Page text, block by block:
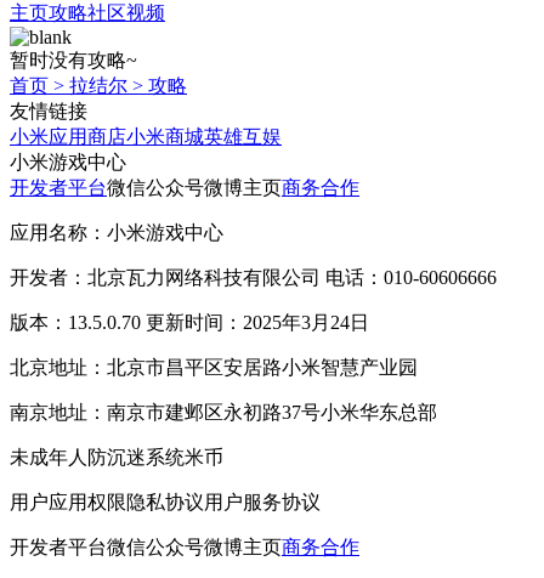
主页攻略社区视频
暂时没有攻略~
首页 > 拉结尔 > 攻略
友情链接
小米应用商店小米商城英雄互娱
小米游戏中心
开发者平台微信公众号微博主页商务合作
应用名称：小米游戏中心
开发者：北京瓦力网络科技有限公司 电话：010-60606666
版本：13.5.0.70 更新时间：2025年3月24日
北京地址：北京市昌平区安居路小米智慧产业园
南京地址：南京市建邺区永初路37号小米华东总部
未成年人防沉迷系统米币
用户应用权限隐私协议用户服务协议
开发者平台微信公众号微博主页商务合作